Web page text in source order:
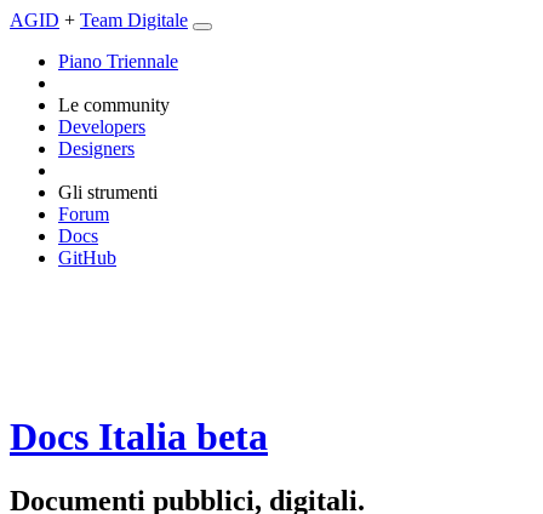
AGID + Team Digitale
Piano Triennale
Le community
Developers
Designers
Gli strumenti
Forum
Docs
GitHub
Docs Italia beta
Documenti pubblici, digitali.